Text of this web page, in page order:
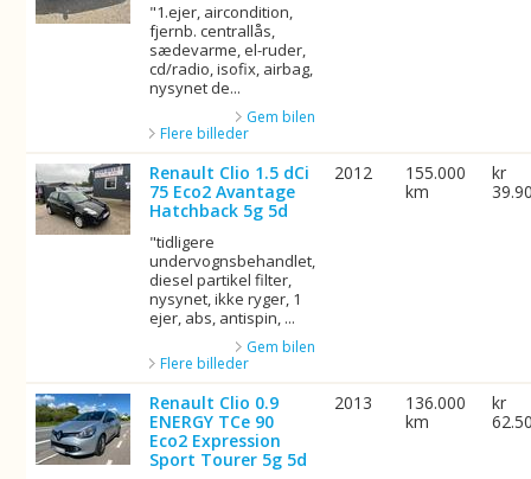
"1.ejer, aircondition,
fjernb. centrallås,
sædevarme, el-ruder,
cd/radio, isofix, airbag,
nysynet de...
Gem bilen
Flere billeder
Renault Clio 1.5 dCi
75 Eco2 Avantage
Hatchback 5g 5d
"tidligere
undervognsbehandlet,
diesel partikel filter,
nysynet, ikke ryger, 1
ejer, abs, antispin, ...
Gem bilen
Flere billeder
2012
155.000
km
kr
Renault Clio 0.9
ENERGY TCe 90
Eco2 Expression
Sport Tourer 5g 5d
2013
136.000
km
kr